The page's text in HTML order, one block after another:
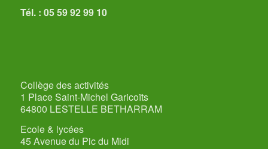
Tél. : 05 59 92 99 10
Collège des activités
1 Place Saint-Michel Garicoïts
64800 LESTELLE BETHARRAM
Ecole & lycées
45 Avenue du Pic du Midi